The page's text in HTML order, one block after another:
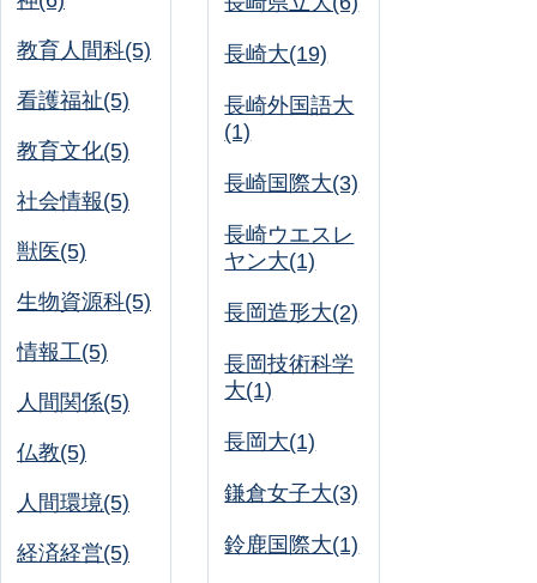
教育人間科(5)
看護福祉(5)
教育文化(5)
社会情報(5)
獣医(5)
生物資源科(5)
情報工(5)
人間関係(5)
仏教(5)
人間環境(5)
経済経営(5)
長崎大(19)
長崎外国語大
(1)
長崎国際大(3)
長崎ウエスレ
ヤン大(1)
長岡造形大(2)
長岡技術科学
大(1)
長岡大(1)
鎌倉女子大(3)
鈴鹿国際大(1)